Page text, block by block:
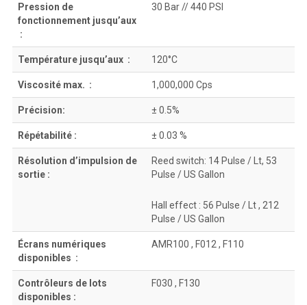
Pression de
fonctionnement jusqu’aux
:
30 Bar // 440 PSI
Température jusqu’aux : 120°C
Viscosité max. : 1,000,000 Cps
Précision: ± 0.5%
Répétabilité : ± 0.03 %
Résolution d’impulsion de
sortie :
Reed switch: 14 Pulse / Lt, 53
Pulse / US Gallon
Hall effect : 56 Pulse / Lt , 212
Pulse / US Gallon
Écrans numériques
disponibles :
AMR100 , F012 , F110
Contrôleurs de lots
disponibles :
F030 , F130